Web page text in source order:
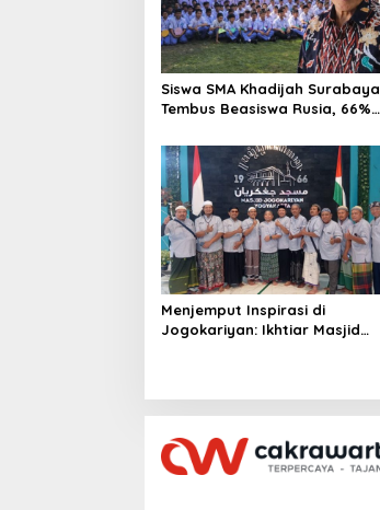
o
n
Siswa SMA Khadijah Surabaya
Tembus Beasiswa Rusia, 66%
Menjemput Inspirasi di
Jogokariyan: Ikhtiar Masjid